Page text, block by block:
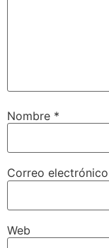
Nombre *
Correo electrónico
Web